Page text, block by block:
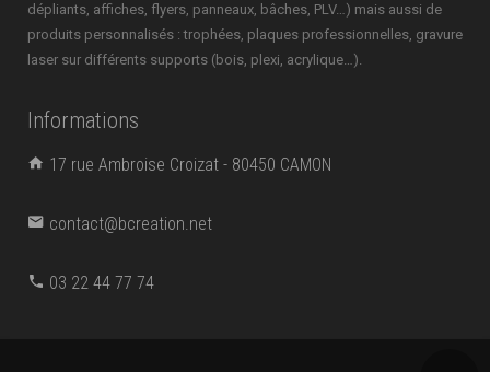
dépliants, affiches, flyers, panneaux, bâches, PLV…) mais aussi de
produits personnalisés : trophées, plaques professionnelles, gravure
laser sur différents supports (bois, plexi, acrylique…).
Informations
17 rue Ambroise Croizat - 80450 CAMON
contact@bcreation.net
03 22 44 77 74